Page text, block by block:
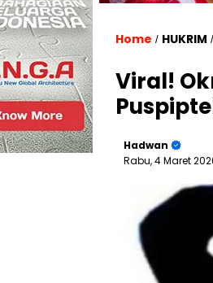
Home / HUKRIM /
Viral!
Hadwan
Rabu, 4 Maret